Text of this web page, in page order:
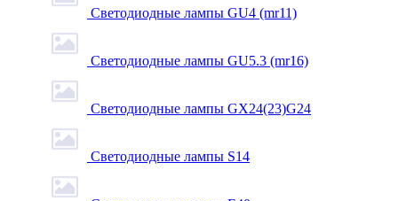
Светодиодные лампы GU4 (mr11)
Светодиодные лампы GU5.3 (mr16)
Светодиодные лампы GX24(23)G24
Светодиодные лампы S14